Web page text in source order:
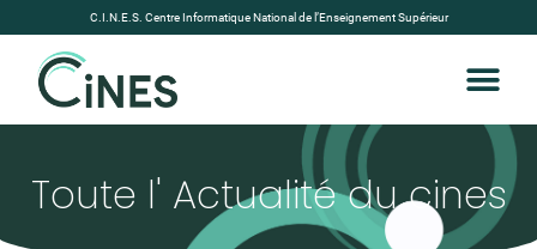
C.I.N.E.S. Centre Informatique National de l’Enseignement Supérieur
Toute l' Actualité du cines